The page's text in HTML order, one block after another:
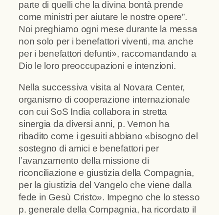
parte di quelli che la divina bontà prende
come ministri per aiutare le nostre opere”.
Noi preghiamo ogni mese durante la messa
non solo per i benefattori viventi, ma anche
per i benefattori defunti», raccomandando a
Dio le loro preoccupazioni e intenzioni.
Nella successiva visita al Novara Center,
organismo di cooperazione internazionale
con cui SoS India collabora in stretta
sinergia da diversi anni, p. Vernon ha
ribadito come i gesuiti abbiano «bisogno del
sostegno di amici e benefattori per
l’avanzamento della missione di
riconciliazione e giustizia della Compagnia,
per la giustizia del Vangelo che viene dalla
fede in Gesù Cristo». Impegno che lo stesso
p. generale della Compagnia, ha ricordato il